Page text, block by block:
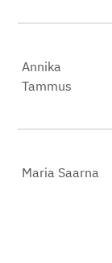
Annika
Tammus
Maria Saarna